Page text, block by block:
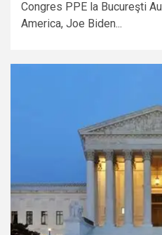
Congres PPE la Bucureşti
America, Joe Biden...